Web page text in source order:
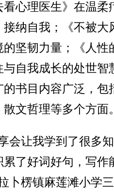
心理医生》在温柔
纳自我；《不被大
坚韧力量；《人性
与自我成长的处世
书目内容广泛，包
文哲理等多个方面
让我学到了很多
了好词好句，写作
卜楞镇麻莲滩小学